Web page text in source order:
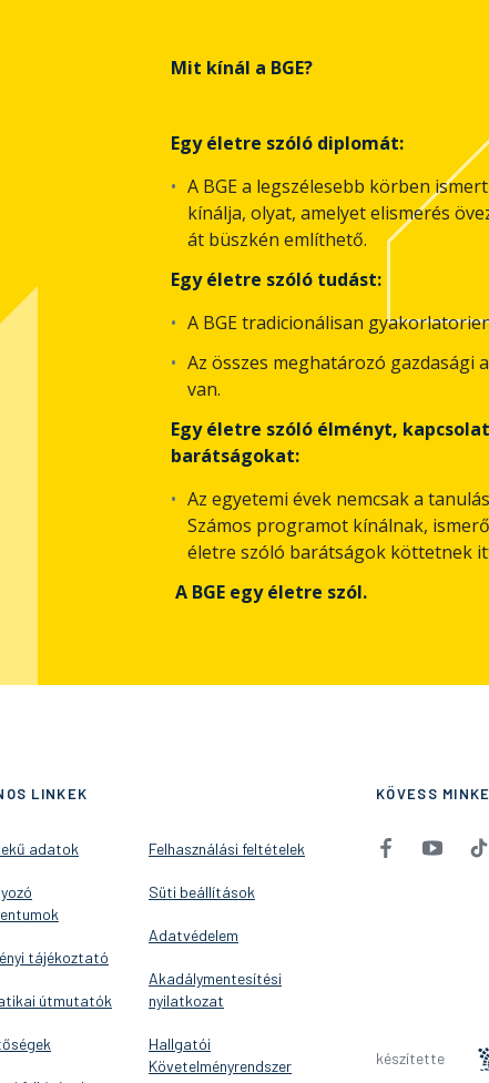
Mit kínál a BGE?
Egy életre szóló diplomát:
A BGE a legszélesebb körben
kínálja, olyat, amelyet elismerés
át büszkén említhető.
Egy életre szóló tudást:
A BGE tradicionálisan
Az összes meghatározó gazdasági
van.
Egy életre szóló élményt,
barátságokat:
Az egyetemi évek nemcsak a
Számos programot kínálnak,
életre szóló barátságok köttetnek
A BGE egy életre szól.
LINKEK
adatok
tájékoztató
útmutatók
Felhasználási feltételek
Süti beállítások
Adatvédelem
Akadálymentesítési
nyilatkozat
Hallgatói
Követelményrendszer
KÖVESS
készítette